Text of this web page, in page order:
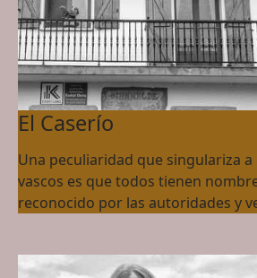
El Caserío
Una peculiaridad que singulariza a
vascos es que todos tienen
reconocido por las autoridades y